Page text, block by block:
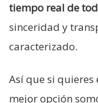
tiempo real de
sinceridad y
caracterizado.
Así que si
mejor opción